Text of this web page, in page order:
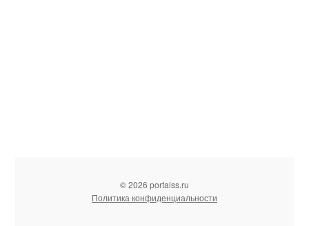
© 2026 portalss.ru
Политика конфиденциальности